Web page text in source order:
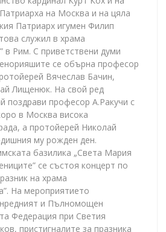
на Москва и на цяла
Патриарх игумен Филип
служил в храма
в Рим. С приветствени думи
се обърна професор
Вячеслав Бачин,
Лищенюк. На свой ред
поздрави професор А.Ракучи с
в Москва висока
а протойерей Николай
му рожден ден.
базилика „Света Мария
се състоя концерт по
на храма
На мероприятието
и Пълномощен
Федерация при Светия
пристигналите за празника